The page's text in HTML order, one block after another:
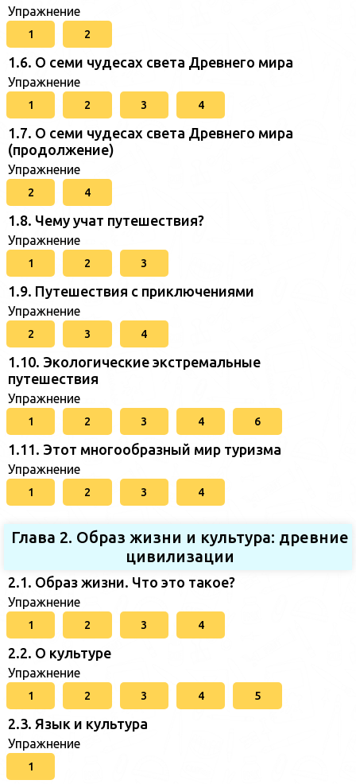
Упражнение
1 2
1.6. О семи чудесах света Древнего мира
Упражнение
1 2 3 4
1.7. О семи чудесах света Древнего мира
(продолжение)
Упражнение
2 4
1.8. Чему учат путешествия?
Упражнение
1 2 3
1.9. Путешествия с приключениями
Упражнение
2 3 4
1.10. Экологические экстремальные
путешествия
Упражнение
1 2 3 4 6
1.11. Этот многообразный мир туризма
Упражнение
1 2 3 4
Глава 2. Образ жизни и культура: древние
цивилизации
2.1. Образ жизни. Что это такое?
Упражнение
1 2 3 4
2.2. О культуре
Упражнение
1 2 3 4 5
2.3. Язык и культура
Упражнение
1